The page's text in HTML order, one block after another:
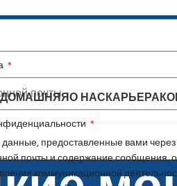
партнер в сфере
предоставленные вами
почты и содержание сообщения,
коммуникационной
ДОМАШНЯЯО НАСКАРЬЕРА